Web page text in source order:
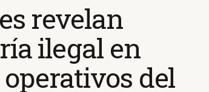
revelan
ilegal en
del